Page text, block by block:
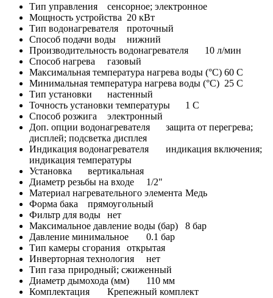
Тип управления
сенсорное; электронное
Мощность устройства 20 кВт
Тип водонагревателя
проточный
Способ подачи воды
нижний
Производительность водонагревателя
10 л/мин
Способ нагрева
газовый
Максимальная температура нагрева воды (°C) 60 C
Минимальная температура нагрева воды (°C) 25 C
Тип установки
настенный
Точность установки температуры
1 C
Способ розжига
электронный
Доп. опции водонагревателя
защита от перегрева;
дисплей; подсветка дисплея
Индикация водонагревателя
индикация включения;
индикация температуры
Установка
вертикальная
Диаметр резьбы на входе
1/2"
Материал нагревательного элемента Медь
Форма бака
прямоугольный
Фильтр для воды
нет
Максимальное давление воды (бар)
8 бар
Давление минимальное
0.1 бар
Тип камеры сгорания
открытая
Инверторная технология
нет
Тип газа природный; сжиженный
Диаметр дымохода (мм)
110 мм
Комплектация
Крепежный комплект